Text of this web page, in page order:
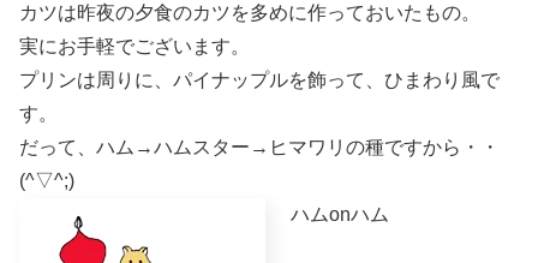
カツは昨夜の夕食のカツを多めに作っておいたもの。
実にお手軽でございます。
プリンは周りに、パイナップルを飾って、ひまわり風で
す。
だって、ハム→ハムスター→ヒマワリの種ですから・・
(^▽^;)
ハムonハム